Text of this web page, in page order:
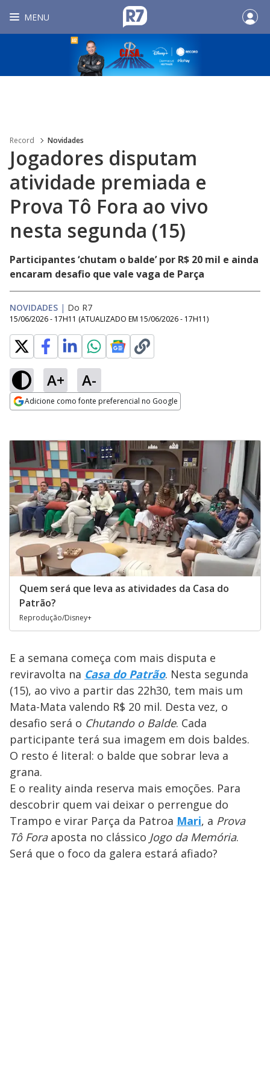
MENU
Record Novidades
Jogadores disputam
atividade premiada e
Prova Tô Fora ao vivo
nesta segunda (15)
Participantes ‘chutam o balde’ por R$ 20 mil e ainda
encaram desafio que vale vaga de Parça
NOVIDADES | Do R7
15/06/2026 - 17H11 (ATUALIZADO EM 15/06/2026 - 17H11)
A+ A-
Adicione como fonte preferencial no Google
Quem será que leva as atividades da Casa do
Patrão?
Reprodução/Disney+
E a semana começa com mais disputa e
reviravolta na Casa do Patrão. Nesta segunda
(15), ao vivo a partir das 22h30, tem mais um
Mata-Mata valendo R$ 20 mil. Desta vez, o
desafio será o Chutando o Balde. Cada
participante terá sua imagem em dois baldes.
O resto é literal: o balde que sobrar leva a
grana.
E o reality ainda reserva mais emoções. Para
descobrir quem vai deixar o perrengue do
Trampo e virar Parça da Patroa Mari, a Prova
Tô Foraaposta no clássico Jogo da Memória.
Será que o foco da galera estará afiado?